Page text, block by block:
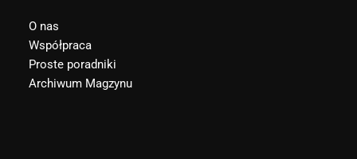
O nas
Współpraca
Proste poradniki
Archiwum Magzynu